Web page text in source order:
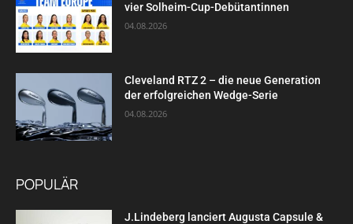
vier Solheim-Cup-Debütantinnen
04.08.2026
Cleveland RTZ 2 – die neue Generation
der erfolgreichen Wedge-Serie
04.08.2026
POPULÄR
J.Lindeberg lanciert Augusta Capsule &